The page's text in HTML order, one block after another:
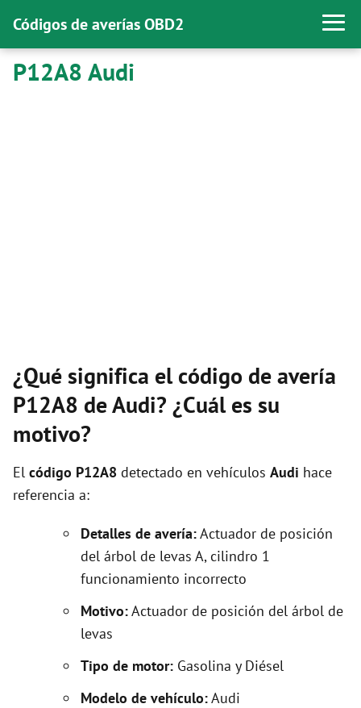
Códigos de averías OBD2
P12A8 Audi
¿Qué significa el código de avería
P12A8 de Audi? ¿Cuál es su
motivo?
El código P12A8 detectado en vehículos Audi hace
referencia a:
Detalles de avería:Actuador de posición
del árbol de levas A, cilindro 1
funcionamiento incorrecto
Motivo:Actuador de posición del árbol de
levas
Tipo de motor: Gasolina y Diésel
Modelo de vehículo:Audi